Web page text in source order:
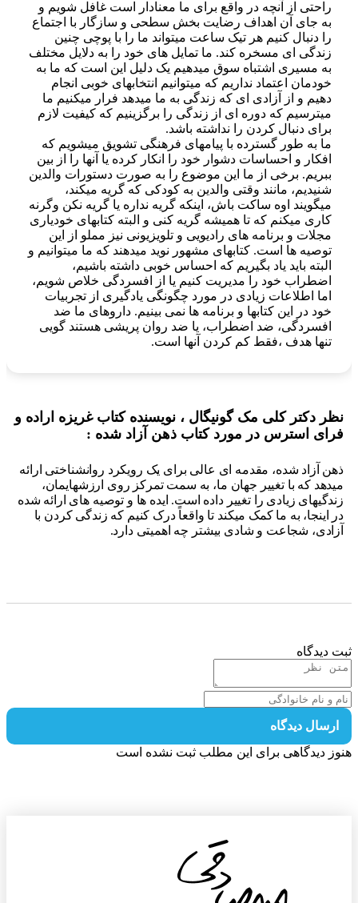
راحتی از آنچه در واقع برای ما معنادار است غافل شویم و
به جای آن اهداف رضایت بخش سطحی و سازگار با اجتماع
را دنبال کنیم هر تیک ساعت میتواند ما را با پوچی چنین
زندگی ای مسخره کند. ما تمایل های خود را به دلایل مختلف
به مسیری اشتباه سوق میدهیم یک دلیل این است که ما به
خودمان اعتماد نداریم که میتوانیم انتخابهای خوبی انجام
دهیم و از آزادی ای که زندگی به ما میدهد فرار میکنیم ما
میترسیم که دوره ای از زندگی را برگزینیم که کیفیت لازم
برای دنبال کردن را نداشته باشد.
ما به طور گسترده با پیامهای فرهنگی تشویق میشویم که
افکار و احساسات دشوار خود را انکار کرده یا آنها را از بین
ببریم. برخی از ما این موضوع را به صورت دستورات والدین
شنیدیم، مانند وقتی والدین به کودکی که گریه میکند،
میگویند اوه ساکت باش، اینکه گریه نداره یا گریه نکن وگرنه
کاری میکنم که تا همیشه گریه کنی و البته کتابهای خودیاری
مجلات و برنامه های رادیویی و تلویزیونی نیز مملو از این
توصیه ها است. کتابهای مشهور نوید میدهند که ما میتوانیم و
البته باید یاد بگیریم که احساس خوبی داشته باشیم،
اضطراب خود را مدیریت کنیم یا از افسردگی خلاص شویم،
اما اطلاعات زیادی در مورد چگونگی یادگیری از تجربیات
خود در این کتابها و برنامه ها نمی بینیم. داروهای ما ضد
افسردگی، ضد اضطراب، یا ضد روان پریشی هستند گویی
تنها هدف ،فقط کم کردن آنها است.
دکتر کلی مک گونیگال ، نویسنده کتاب غریزه اراده و
استرس در مورد کتاب ذهن آزاد شده :
آزاد شده، مقدمه ای عالی برای یک رویکرد روانشناختی ارائه
که با تغییر جهان ما، به سمت تمرکز روی ارزشهایمان،
زیادی را تغییر داده است. ایده ها و توصیه های ارائه شده
اینجا، به ما کمک میکند تا واقعاً درک کنیم که زندگی کردن با
شجاعت و شادی بیشتر چه اهمیتی دارد.
دیدگاه
دیدگاه
دیدگاهی برای این مطلب ثبت نشده است